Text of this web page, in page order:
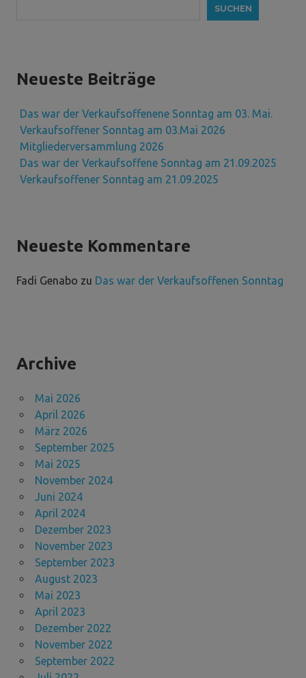
SUCHEN
Neueste Beiträge
Das war der Verkaufsoffenene Sonntag am 03. Mai.
Verkaufsoffener Sonntag am 03.Mai 2026
Mitgliederversammlung 2026
Das war der Verkaufsoffene Sonntag am 21.09.2025
Verkaufsoffener Sonntag am 21.09.2025
Neueste Kommentare
Fadi Genabo zu Das war der Verkaufsoffenen Sonntag
Archive
Mai 2026
April 2026
März 2026
September 2025
Mai 2025
November 2024
Juni 2024
April 2024
Dezember 2023
November 2023
September 2023
August 2023
Mai 2023
April 2023
Dezember 2022
November 2022
September 2022